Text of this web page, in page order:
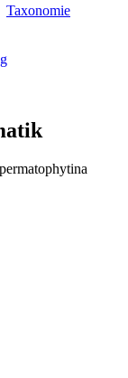
Taxonomie